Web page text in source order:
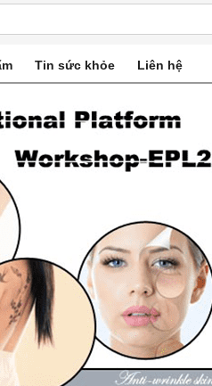
Tin sức khỏe Liên hệ